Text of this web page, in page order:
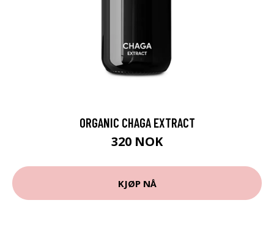
ORGANIC CHAGA EXTRACT
320 NOK
KJØP NÅ